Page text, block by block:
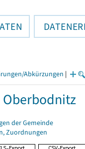
Abkürzungen |
Oberbodnitz
der Gemeinde
Zuordnungen